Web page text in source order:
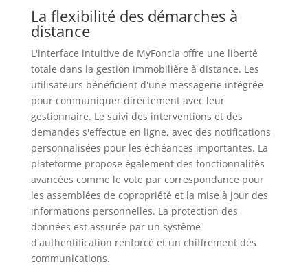
La flexibilité des démarches à
distance
L'interface intuitive de MyFoncia offre une liberté
totale dans la gestion immobilière à distance. Les
utilisateurs bénéficient d'une messagerie intégrée
pour communiquer directement avec leur
gestionnaire. Le suivi des interventions et des
demandes s'effectue en ligne, avec des notifications
personnalisées pour les échéances importantes. La
plateforme propose également des fonctionnalités
avancées comme le vote par correspondance pour
les assemblées de copropriété et la mise à jour des
informations personnelles. La protection des
données est assurée par un système
d'authentification renforcé et un chiffrement des
communications.